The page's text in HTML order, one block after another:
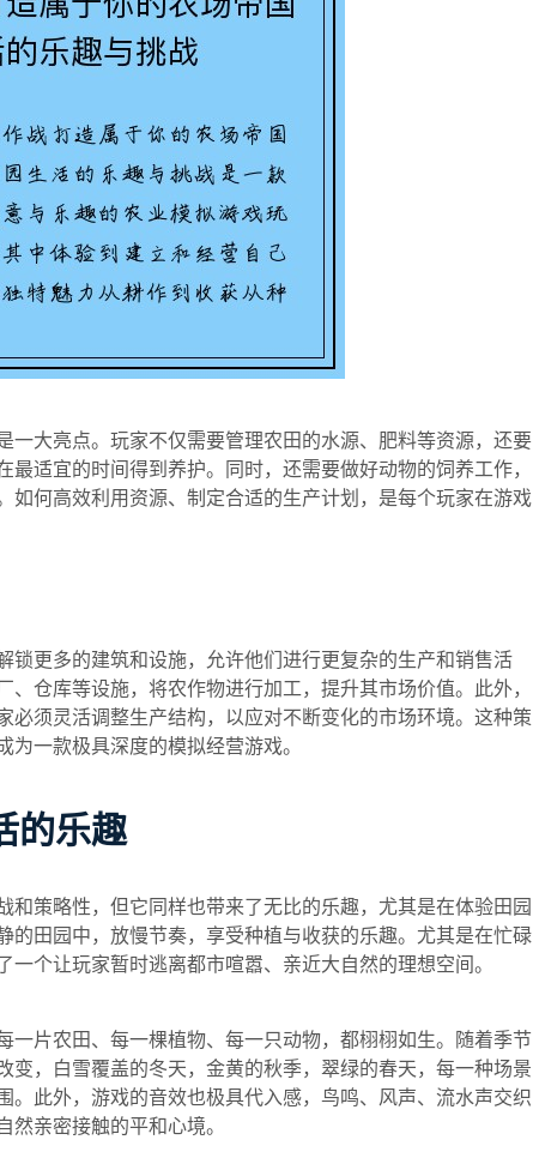
一大亮点。玩家不仅需要管理农田的水源、肥料等资源，还要
最适宜的时间得到养护。同时，还需要做好动物的饲养工作，
如何高效利用资源、制定合适的生产计划，是每个玩家在游戏
锁更多的建筑和设施，允许他们进行更复杂的生产和销售活
、仓库等设施，将农作物进行加工，提升其市场价值。此外，
必须灵活调整生产结构，以应对不断变化的市场环境。这种策
一款极具深度的模拟经营游戏。
的乐趣
和策略性，但它同样也带来了无比的乐趣，尤其是在体验田园
的田园中，放慢节奏，享受种植与收获的乐趣。尤其是在忙碌
一个让玩家暂时逃离都市喧嚣、亲近大自然的理想空间。
一片农田、每一棵植物、每一只动物，都栩栩如生。随着季节
变，白雪覆盖的冬天，金黄的秋季，翠绿的春天，每一种场景
。此外，游戏的音效也极具代入感，鸟鸣、风声、流水声交织
亲密接触的平和心境。